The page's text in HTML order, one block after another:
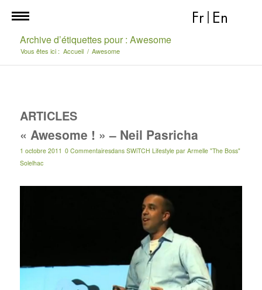
Fr En
Archive d’étiquettes pour : Awesome
Vous êtes ici : Accueil / Awesome
ARTICLES
« Awesome ! » – Neil Pasricha
1 octobre 2011 0 Commentairesdans SWiTCH Lifestyle par Armelle "The Boss"
Solelhac